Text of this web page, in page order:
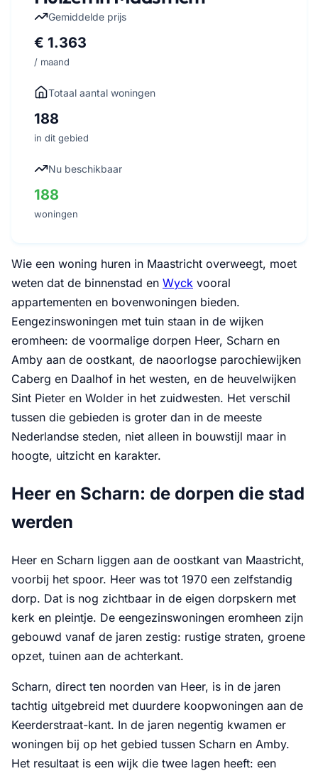
Gemiddelde prijs
€ 1.363
/ maand
Totaal aantal woningen
188
in dit gebied
Nu beschikbaar
188
woningen
Wie een woning huren in Maastricht overweegt, moet
weten dat de binnenstad en Wyck vooral
appartementen en bovenwoningen bieden.
Eengezinswoningen met tuin staan in de wijken
eromheen: de voormalige dorpen Heer, Scharn en
Amby aan de oostkant, de naoorlogse parochiewijken
Caberg en Daalhof in het westen, en de heuvelwijken
Sint Pieter en Wolder in het zuidwesten. Het verschil
tussen die gebieden is groter dan in de meeste
Nederlandse steden, niet alleen in bouwstijl maar in
hoogte, uitzicht en karakter.
Heer en Scharn: de dorpen die stad
werden
Heer en Scharn liggen aan de oostkant van Maastricht,
voorbij het spoor. Heer was tot 1970 een zelfstandig
dorp. Dat is nog zichtbaar in de eigen dorpskern met
kerk en pleintje. De eengezinswoningen eromheen zijn
gebouwd vanaf de jaren zestig: rustige straten, groene
opzet, tuinen aan de achterkant.
Scharn, direct ten noorden van Heer, is in de jaren
tachtig uitgebreid met duurdere koopwoningen aan de
Keerderstraat-kant. In de jaren negentig kwamen er
woningen bij op het gebied tussen Scharn en Amby.
Het resultaat is een wijk die twee lagen heeft: een